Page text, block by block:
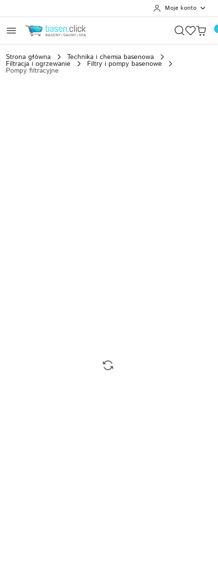
Moje konto
Strona główna Technika i chemia basenowa
Filtracja i ogrzewanie Filtry i pompy basenowe
Pompy filtracyjne